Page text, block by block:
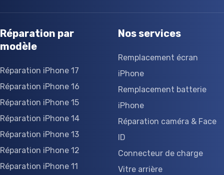
Réparation par
modèle
Réparation iPhone 17
Réparation iPhone 16
Réparation iPhone 15
Réparation iPhone 14
Réparation iPhone 13
Réparation iPhone 12
Réparation iPhone 11
Nos services
Remplacement écran
iPhone
Remplacement batterie
iPhone
Réparation caméra & Face
ID
Connecteur de charge
Vitre arrière